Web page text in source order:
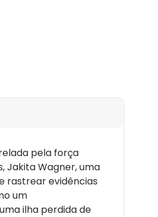
pela força
Jakita Wagner, uma
rastrear evidências
um
ilha perdida de